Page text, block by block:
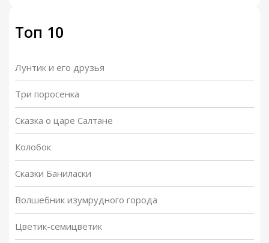
Топ 10
Лунтик и его друзья
Три поросенка
Сказка о царе Салтане
Колобок
Сказки Баниласки
Волшебник изумрудного города
Цветик-семицветик